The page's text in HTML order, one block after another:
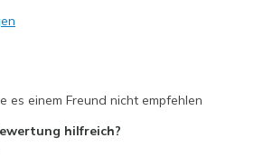
es einem Freund nicht empfehlen
hilfreich?